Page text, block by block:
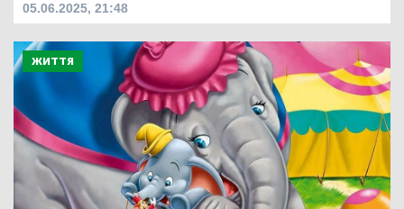
05.06.2025, 21:48
ЖИТТЯ